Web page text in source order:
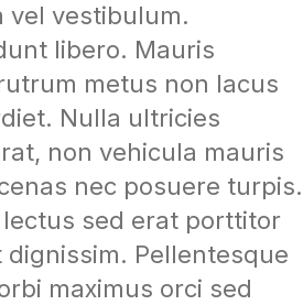
vel vestibulum.
libero. Mauris
metus non lacus
Nulla ultricies
non vehicula mauris
nec posuere turpis.
sed erat porttitor
Pellentesque
maximus orci sed